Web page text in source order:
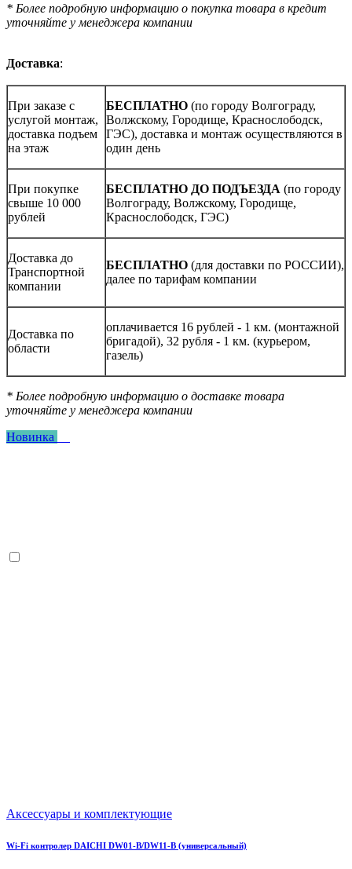
* Более подробную информацию о покупка товара в кредит
уточняйте у менеджера компании
Доставка:
При заказе с
услугой монтаж,
доставка подъем
на этаж
БЕСПЛАТНО (по городу Волгограду,
Волжскому, Городище, Краснослободск,
ГЭС), доставка и монтаж осуществляются в
один день
При покупке
свыше 10 000
рублей
БЕСПЛАТНО ДО ПОДЪЕЗДА (по городу
Волгограду, Волжскому, Городище,
Краснослободск, ГЭС)
Доставка до
Транспортной
компании
БЕСПЛАТНО (для доставки по РОССИИ),
далее по тарифам компании
Доставка по
области
оплачивается 16 рублей - 1 км. (монтажной
бригадой), 32 рубля - 1 км. (курьером,
газель)
* Более подробную информацию о доставке товара
уточняйте у менеджера компании
Новинка
Аксессуары и комплектующие
Wi-Fi контролер DAICHI DW01-B/DW11-B (универсальный)